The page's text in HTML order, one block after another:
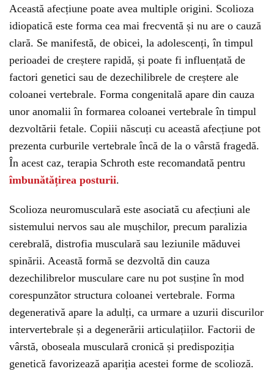
Această afecțiune poate avea multiple origini. Scolioza
idiopatică este forma cea mai frecventă și nu are o cauză
clară. Se manifestă, de obicei, la adolescenți, în timpul
perioadei de creștere rapidă, și poate fi influențată de
factori genetici sau de dezechilibrele de creștere ale
coloanei vertebrale. Forma congenitală apare din cauza
unor anomalii în formarea coloanei vertebrale în timpul
dezvoltării fetale. Copiii născuți cu această afecțiune pot
prezenta curburile vertebrale încă de la o vârstă fragedă.
În acest caz, terapia Schroth este recomandată pentru
îmbunătățirea posturii.
Scolioza neuromusculară este asociată cu afecțiuni ale
sistemului nervos sau ale mușchilor, precum paralizia
cerebrală, distrofia musculară sau leziunile măduvei
spinării. Această formă se dezvoltă din cauza
dezechilibrelor musculare care nu pot susține în mod
corespunzător structura coloanei vertebrale. Forma
degenerativă apare la adulți, ca urmare a uzurii discurilor
intervertebrale și a degenerării articulațiilor. Factorii de
vârstă, oboseala musculară cronică și predispoziția
genetică favorizează apariția acestei forme de scolioză.